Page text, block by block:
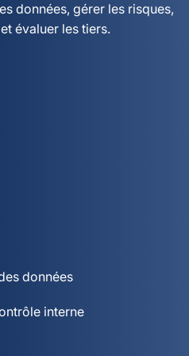
données, gérer les risques,
évaluer les tiers.
données
interne